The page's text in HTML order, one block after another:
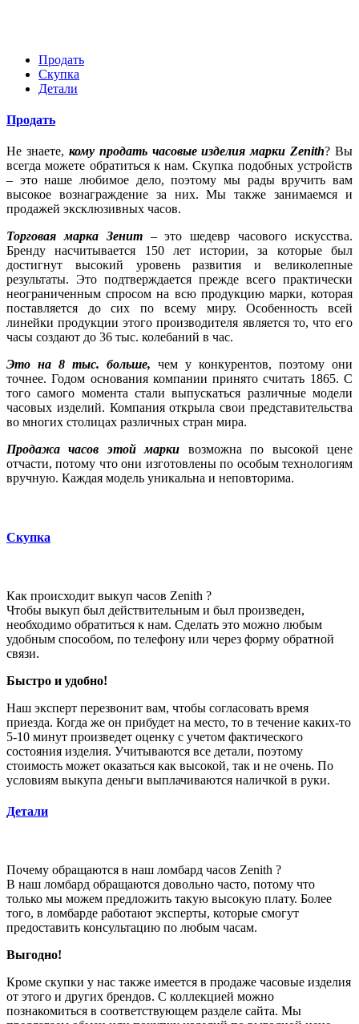
Продать
Скупка
Детали
Продать
Не знаете, кому продать часовые изделия марки Zenith? Вы
всегда можете обратиться к нам. Скупка подобных устройств
– это наше любимое дело, поэтому мы рады вручить вам
высокое вознаграждение за них. Мы также занимаемся и
продажей эксклюзивных часов.
Торговая марка Зенит– это шедевр часового искусства.
Бренду насчитывается 150 лет истории, за которые был
достигнут высокий уровень развития и великолепные
результаты. Это подтверждается прежде всего практически
неограниченным спросом на всю продукцию марки, которая
поставляется до сих по всему миру. Особенность всей
линейки продукции этого производителя является то, что его
часы создают до 36 тыс. колебаний в час.
Это на 8 тыс. больше, чем у конкурентов, поэтому они
точнее. Годом основания компании принято считать 1865. С
того самого момента стали выпускаться различные модели
часовых изделий. Компания открыла свои представительства
во многих столицах различных стран мира.
Продажа часов этой марки возможна по высокой цене
отчасти, потому что они изготовлены по особым технологиям
вручную. Каждая модель уникальна и неповторима.
Скупка
Как происходит выкуп часов Zenith ?
Чтобы выкуп был действительным и был произведен,
необходимо обратиться к нам. Сделать это можно любым
удобным способом, по телефону или через форму обратной
связи.
Быстро и удобно!
Наш эксперт перезвонит вам, чтобы согласовать время
приезда. Когда же он прибудет на место, то в течение каких-то
5-10 минут произведет оценку с учетом фактического
состояния изделия. Учитываются все детали, поэтому
стоимость может оказаться как высокой, так и не очень. По
условиям выкупа деньги выплачиваются наличкой в руки.
Детали
Почему обращаются в наш ломбард часов Zenith ?
В наш ломбард обращаются довольно часто, потому что
только мы можем предложить такую высокую плату. Более
того, в ломбарде работают эксперты, которые смогут
предоставить консультацию по любым часам.
Выгодно!
Кроме скупки у нас также имеется в продаже часовые изделия
от этого и других брендов. С коллекцией можно
познакомиться в соответствующем разделе сайта. Мы